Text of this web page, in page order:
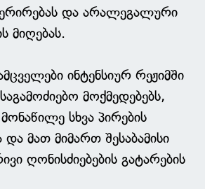
და არალეგალური
მიღებას.
ინტენსიურ რეჟიმში
მოქმედებებს,
სხვა პირების
მათ მიმართ შესაბამისი
ღონისძიებების გატარების